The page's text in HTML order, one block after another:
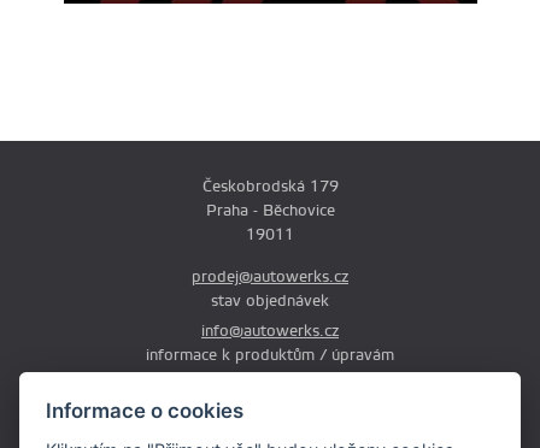
Informace o cookies
Českobrodská 179
Praha - Běchovice
19011
prodej@autowerks.cz
stav objednávek
info@autowerks.cz
informace k produktům / úpravám